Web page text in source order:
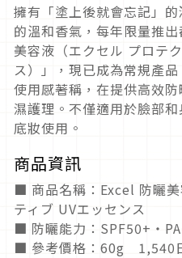
擁有「塗上後就會忘記」
的溫和香氣，每年限量推
美容液（エクセル プロテ
ス）」，現已成為常規產
使用感著稱，在提供高效
濕護理。不僅適用於臉部
底妝使用。
商品資訊
■ 商品名稱：Excel 防曬
ティブ UVエッセンス
■ 防曬能力：SPF50+・
■ 參考價格：60g 1,540日